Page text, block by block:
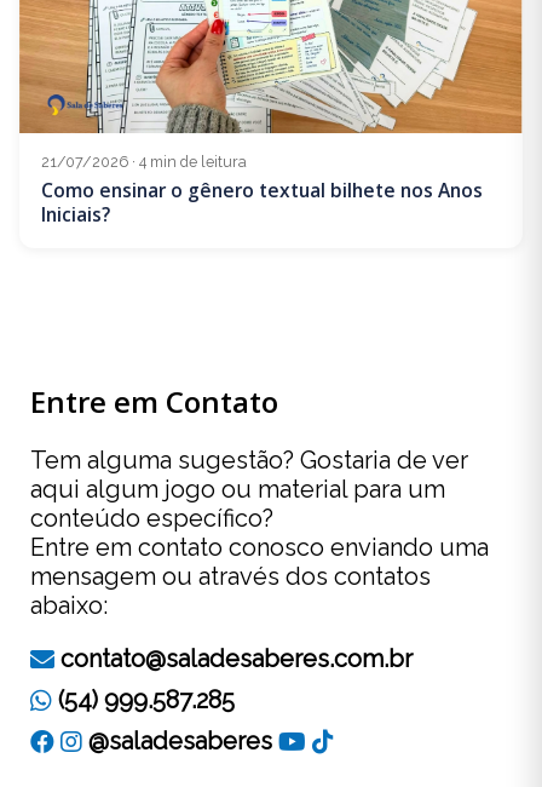
21/07/2026 · 4 min de leitura
Como ensinar o gênero textual bilhete nos Anos
Iniciais?
Entre em Contato
Tem alguma sugestão? Gostaria de ver
aqui algum jogo ou material para um
conteúdo específico?
Entre em contato conosco enviando uma
mensagem ou através dos contatos
abaixo:
contato@saladesaberes.com.br
(54) 999.587.285
@saladesaberes